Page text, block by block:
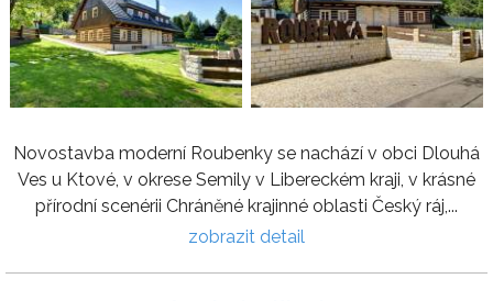
Novostavba moderní Roubenky se nachází v obci Dlouhá
Ves u Ktové, v okrese Semily v Libereckém kraji, v krásné
přírodní scenérii Chráněné krajinné oblasti Český ráj,...
zobrazit detail